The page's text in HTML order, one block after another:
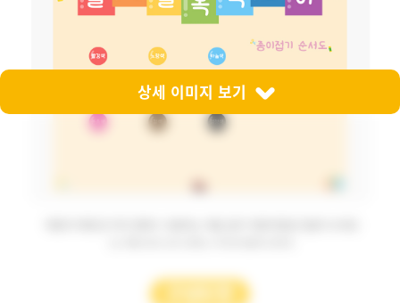
상세 이미지 보기